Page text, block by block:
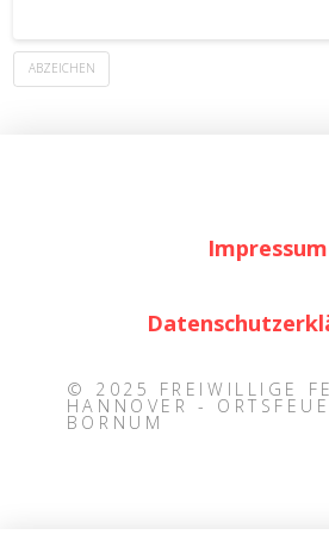
ABZEICHEN
Impressum
© 2025 FREIWILLIGE
HANNOVER -
BORNUM